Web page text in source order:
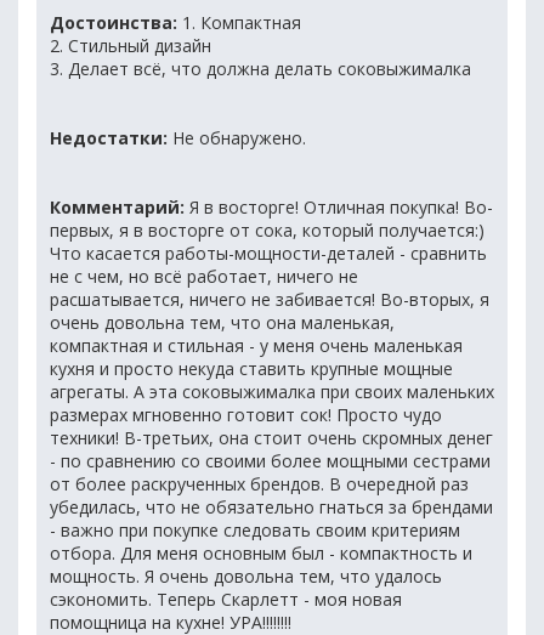
Достоинства: 1. Компактная
2. Стильный дизайн
3. Делает всё, что должна делать соковыжималка
Недостатки: Не обнаружено.
Комментарий: Я в восторге! Отличная покупка! Во-
первых, я в восторге от сока, который получается:)
Что касается работы-мощности-деталей - сравнить
не с чем, но всё работает, ничего не
расшатывается, ничего не забивается! Во-вторых, я
очень довольна тем, что она маленькая,
компактная и стильная - у меня очень маленькая
кухня и просто некуда ставить крупные мощные
агрегаты. А эта соковыжималка при своих маленьких
размерах мгновенно готовит сок! Просто чудо
техники! В-третьих, она стоит очень скромных денег
- по сравнению со своими более мощными сестрами
от более раскрученных брендов. В очередной раз
убедилась, что не обязательно гнаться за брендами
- важно при покупке следовать своим критериям
отбора. Для меня основным был - компактность и
мощность. Я очень довольна тем, что удалось
сэкономить. Теперь Скарлетт - моя новая
помощница на кухне! УРА!!!!!!!!